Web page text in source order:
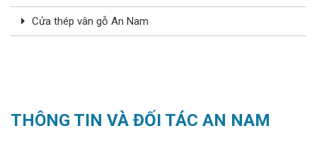
Cửa thép vân gỗ An Nam
THÔNG TIN VÀ ĐỐI TÁC AN NAM